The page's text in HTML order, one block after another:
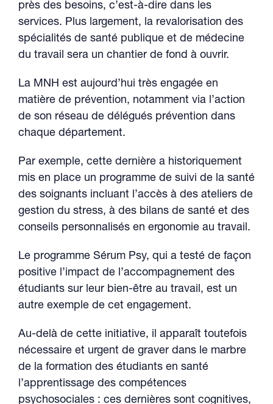
près des besoins, c’est-à-dire dans les
services. Plus largement, la revalorisation des
spécialités de santé publique et de médecine
du travail sera un chantier de fond à ouvrir.
La MNH est aujourd’hui très engagée en
matière de prévention, notamment via l’action
de son réseau de délégués prévention dans
chaque département.
Par exemple, cette dernière a historiquement
mis en place un programme de suivi de la santé
des soignants incluant l’accès à des ateliers de
gestion du stress, à des bilans de santé et des
conseils personnalisés en ergonomie au travail.
Le programme Sérum Psy, qui a testé de façon
positive l’impact de l’accompagnement des
étudiants sur leur bien-être au travail, est un
autre exemple de cet engagement.
Au-delà de cette initiative, il apparaît toutefois
nécessaire et urgent de graver dans le marbre
de la formation des étudiants en santé
l’apprentissage des compétences
psychosociales : ces dernières sont cognitives,